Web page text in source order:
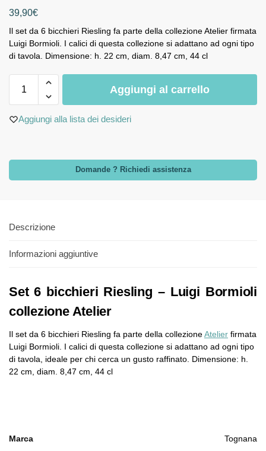
39,90€
Il set da 6 bicchieri Riesling fa parte della collezione Atelier firmata
Luigi Bormioli. I calici di questa collezione si adattano ad ogni tipo
di tavola. Dimensione: h. 22 cm, diam. 8,47 cm, 44 cl
Aggiungi al carrello
Aggiungi alla lista dei desideri
Domande ? Richiedi assistenza
Descrizione
Informazioni aggiuntive
Set 6 bicchieri Riesling – Luigi Bormioli
collezione Atelier
Il set da 6 bicchieri Riesling fa parte della collezioneAtelier firmata
Luigi Bormioli. I calici di questa collezione si adattano ad ogni tipo
di tavola, ideale per chi cerca un gusto raffinato. Dimensione: h.
22 cm, diam. 8,47 cm, 44 cl
Marca Tognana